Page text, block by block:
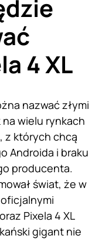
4 XL
nazwać złymi
wielu rynkach
z których chcą
Androida i braku
producenta.
świat, że w
Pixela 4 XL
gigant nie